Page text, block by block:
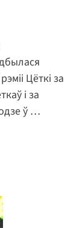
Цёткі за
і за
ў …